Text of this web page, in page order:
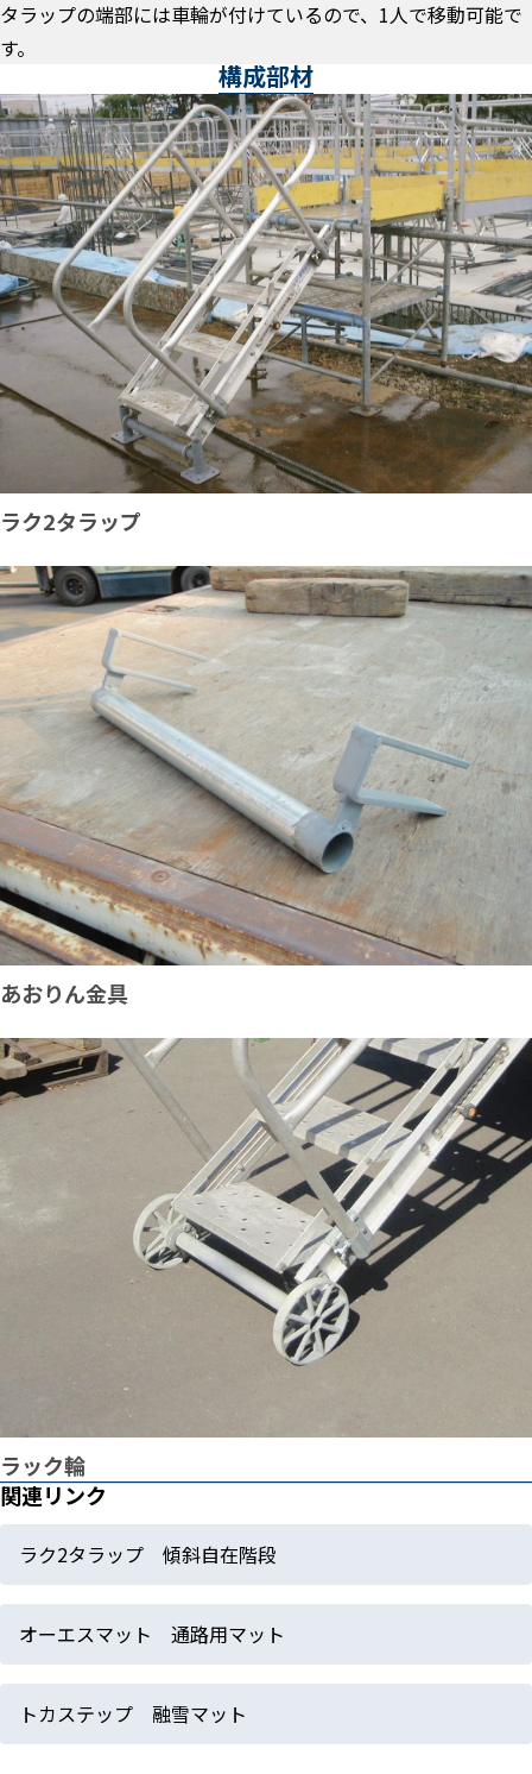
タラップの端部には車輪が付けているので、1人で移動可能で
す。
構成部材
ラク2タラップ
あおりん金具
ラック輪
関連リンク
ラク2タラップ 傾斜自在階段
オーエスマット 通路用マット
トカステップ 融雪マット